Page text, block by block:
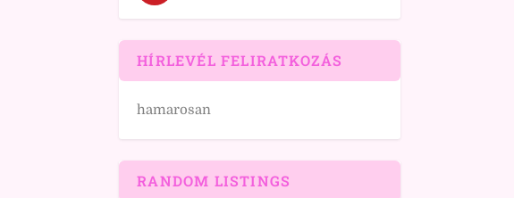
HÍRLEVÉL FELIRATKOZÁS
hamarosan
RANDOM LISTINGS